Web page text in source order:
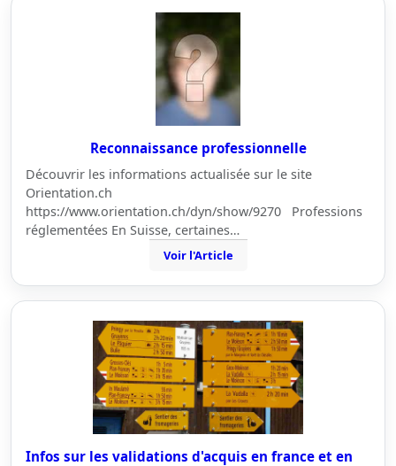
Reconnaissance professionnelle
Découvrir les informations actualisée sur le site
Orientation.ch
https://www.orientation.ch/dyn/show/9270 Professions
réglementées En Suisse, certaines…
Voir l'Article
Infos sur les validations d'acquis en france et en